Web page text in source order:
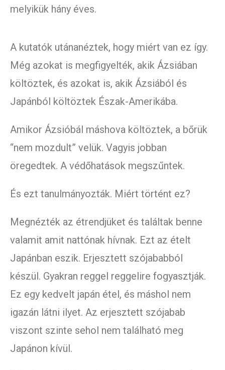
melyikük hány éves.
A kutatók utánanéztek, hogy miért van ez így.
Még azokat is megfigyelték, akik Ázsiában
költöztek, és azokat is, akik Ázsiából és
Japánból költöztek Észak-Amerikába.
Amikor Ázsióbál máshova költöztek, a bőrük
“nem mozdult” velük. Vagyis jobban
öregedtek. A védőhatások megszűntek.
És ezt tanulmányozták. Miért történt ez?
Megnézték az étrendjüket és találtak benne
valamit amit nattónak hívnak. Ezt az ételt
Japánban eszik. Erjesztett szójababból
készül. Gyakran reggel reggelire fogyasztják.
Ez egy kedvelt japán étel, és máshol nem
igazán látni ilyet. Az erjesztett szójabab
viszont szinte sehol nem található meg
Japánon kívül.